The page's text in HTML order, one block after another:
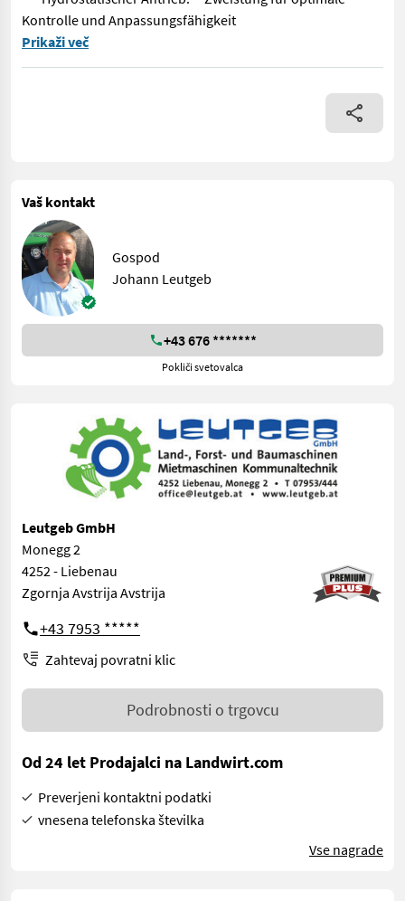
Kontrolle und Anpassungsfähigkeit
**JCB 403 Hoflader - Leistungsstarker Allrounder für
Prikaži več
Vaš kontakt
Gospod
Johann Leutgeb
+43 676 *******
Pokliči svetovalca
Leutgeb GmbH
Monegg 2
4252 - Liebenau
Zgornja Avstrija Avstrija
+43 7953 *****
Zahtevaj povratni klic
Podrobnosti o trgovcu
Od 24 let Prodajalci na Landwirt.com
Preverjeni kontaktni podatki
vnesena telefonska številka
Vse nagrade